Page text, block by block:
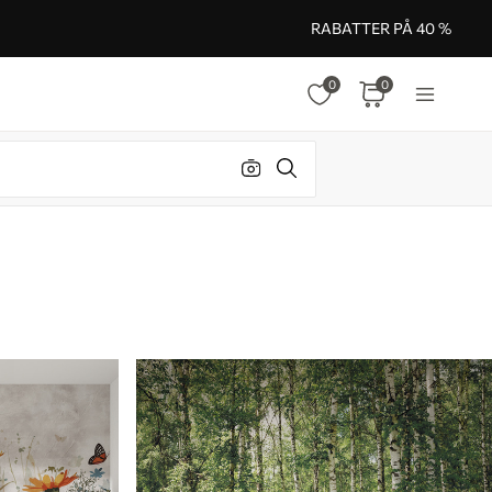
RABATTER PÅ 40 %
0 0